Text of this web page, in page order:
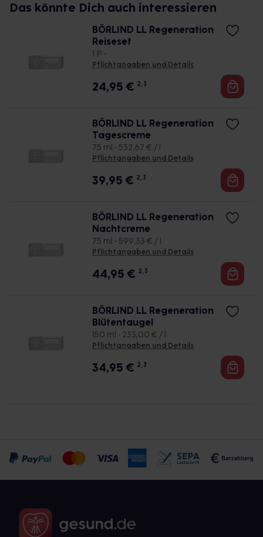
Das könnte Dich auch interessieren
BÖRLIND LL Regeneration
Reiseset
1 P •
Pflichtangaben und Details
24,95 € 2, 3
BÖRLIND LL Regeneration
Tagescreme
75 ml • 532,67 € / l
Pflichtangaben und Details
39,95 € 2, 3
BÖRLIND LL Regeneration
Nachtcreme
75 ml • 599,33 € / l
Pflichtangaben und Details
44,95 € 2, 3
BÖRLIND LL Regeneration
Blütentaugel
150 ml • 233,00 € / l
Pflichtangaben und Details
34,95 € 2, 3